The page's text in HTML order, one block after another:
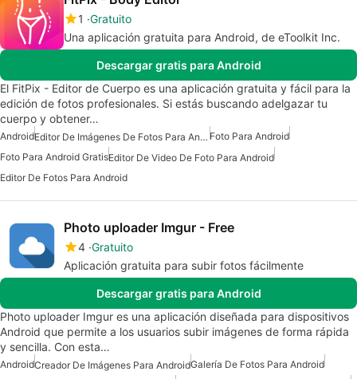
1 Gratuito
Una aplicación gratuita para Android, de eToolkit Inc.
Descargar gratis para Android
El FitPix - Editor de Cuerpo es una aplicación gratuita y fácil para la
edición de fotos profesionales. Si estás buscando adelgazar tu
cuerpo y obtener…
Android Editor De Imágenes De Fotos Para Android Foto Para Android
Foto Para Android GratisEditor De Video De Foto Para Android
Editor De Fotos Para Android
Photo uploader Imgur - Free
4 Gratuito
Aplicación gratuita para subir fotos fácilmente
Descargar gratis para Android
Photo uploader Imgur es una aplicación diseñada para dispositivos
Android que permite a los usuarios subir imágenes de forma rápida
y sencilla. Con esta…
AndroidCreador De Imágenes Para AndroidGalería De Fotos Para Android